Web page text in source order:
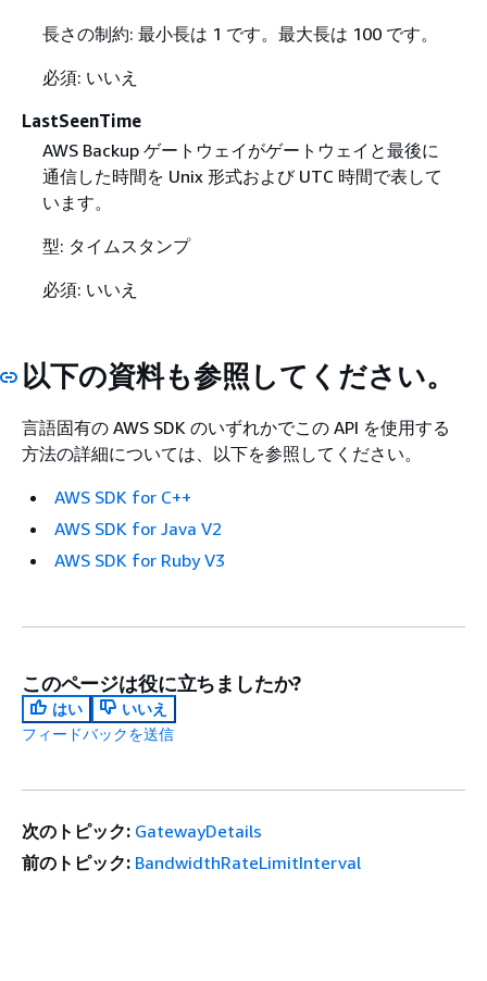
長さの制約: 最小長は 1 です。最大長は 100 です。
必須: いいえ
LastSeenTime
AWS Backup ゲートウェイがゲートウェイと最後に
通信した時間を Unix 形式および UTC 時間で表して
います。
型: タイムスタンプ
必須: いいえ
以下の資料も参照してください。
言語固有の AWS SDK のいずれかでこの API を使用する
方法の詳細については、以下を参照してください。
AWS SDK for C++
AWS SDK for Java V2
AWS SDK for Ruby V3
このページは役に立ちましたか?
はい
いいえ
フィードバックを送信
次のトピック: GatewayDetails
前のトピック: BandwidthRateLimitInterval